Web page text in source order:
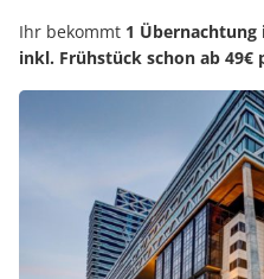
Ihr bekommt 1 Übernachtung
inkl. Frühstück schon ab 49€